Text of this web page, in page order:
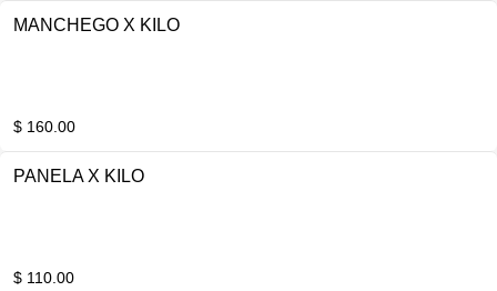
MANCHEGO X KILO
$ 160.00
PANELA X KILO
$ 110.00